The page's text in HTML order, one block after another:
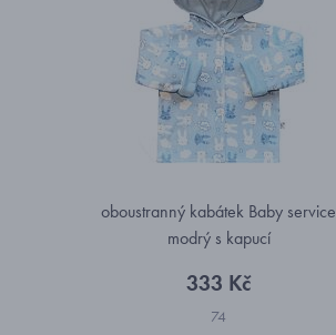
oboustranný kabátek Baby service
modrý s kapucí
333 Kč
74